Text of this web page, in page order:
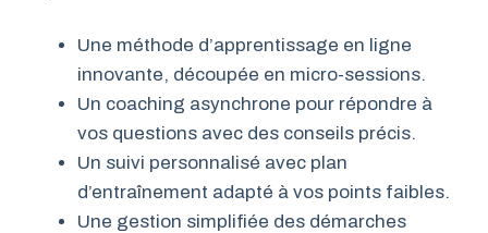
Une méthode d’apprentissage en ligne
innovante, découpée en micro-sessions.
Un coaching asynchrone pour répondre à
vos questions avec des conseils précis.
Un suivi personnalisé avec plan
d’entraînement adapté à vos points faibles.
Une gestion simplifiée des démarches